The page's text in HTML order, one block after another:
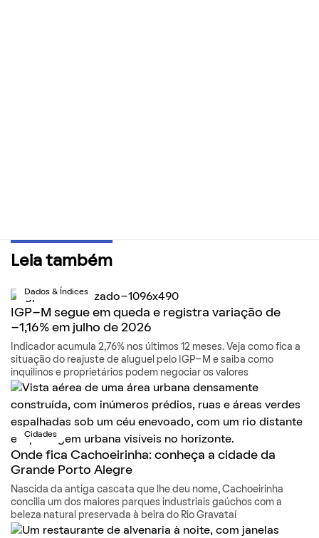
Leia também
Dados & Índices
IGP-M segue em queda e registra variação de
-1,16% em julho de 2026
Indicador acumula 2,76% nos últimos 12 meses. Veja como fica a
situação do reajuste de aluguel pelo IGP-M e saiba como
inquilinos e proprietários podem negociar os valores
Cidades
Onde fica Cachoeirinha: conheça a cidade da
Grande Porto Alegre
Nascida da antiga cascata que lhe deu nome, Cachoeirinha
concilia um dos maiores parques industriais gaúchos com a
beleza natural preservada à beira do Rio Gravataí